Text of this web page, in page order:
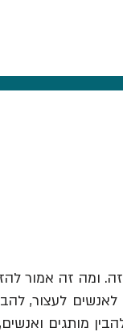
ומה זה אמור
לעצור,